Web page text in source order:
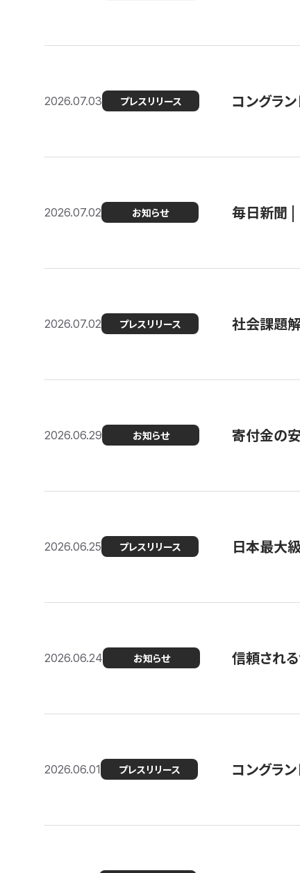
2026.07.03 プレスリリース コングラ
2026.07.02 お知らせ 毎日新聞 |
2026.07.02 プレスリリース 社会課題
2026.06.29 お知らせ 寄付金の
2026.06.25 プレスリリース 日本最大
2026.06.24 お知らせ 信頼され
2026.06.01 プレスリリース コングラ